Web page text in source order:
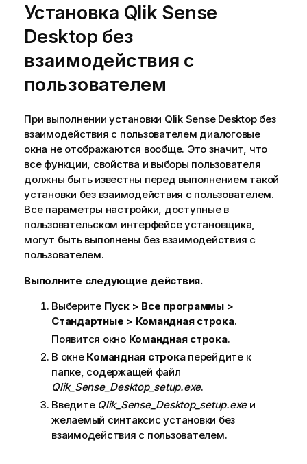
а
н
и
к
и
р
и
Установка Qlik Sense
Desktop без
взаимодействия с
пользователем
При выполнении установки Qlik Sense Desktopбез
взаимодействия с пользователем диалоговые
окна не отображаются вообще. Это значит, что
все функции, свойства и выборы пользователя
должны быть известны перед выполнением такой
установки без взаимодействия с пользователем.
Все параметры настройки, доступные в
пользовательском интерфейсе установщика,
могут быть выполнены без взаимодействия с
пользователем.
Выполните следующие действия.
Выберите Пуск > Все программы >
Стандартные > Командная строка.
Появится окно Командная строка.
В окне Командная строкаперейдите к
папке, содержащей файл
Qlik_Sense_Desktop_setup.exe.
Введите Qlik_Sense_Desktop_setup.exeи
желаемый синтаксис установки без
взаимодействия с пользователем.